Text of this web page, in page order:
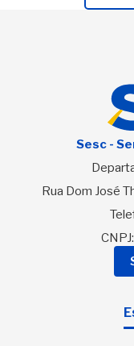
Sesc -
Rua Dom José